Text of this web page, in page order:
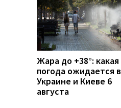
Жара до +38°: какая
погода ожидается в
Украине и Киеве 6
августа